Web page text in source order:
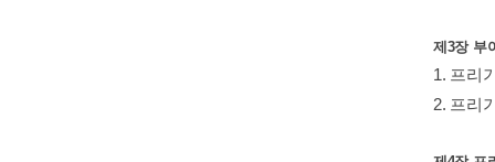
제3장 부
1. 프리
2. 프리